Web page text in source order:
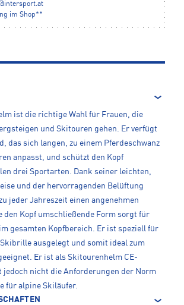
@ intersport.at
im Shop**
ist die richtige Wahl für Frauen, die
und Skitouren gehen. Er verfügt
das sich langen, zu einem Pferdeschwanz
anpasst, und schützt den Kopf
drei Sportarten. Dank seiner leichten,
und der hervorragenden Belüftung
jeder Jahreszeit einen angenehmen
den Kopf umschließende Form sorgt für
gesamten Kopfbereich. Er ist speziell für
ausgelegt und somit ideal zum
Er ist als Skitourenhelm CE-
nicht die Anforderungen der Norm
für alpine Skiläufer.